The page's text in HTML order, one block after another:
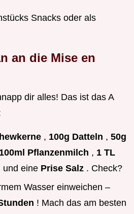
Snacks oder als
an die Mise en
dir alles! Das ist das A
, 100g Datteln , 50g
100ml Pflanzenmilch , 1 TL
und eine Prise Salz . Check?
Wasser einweichen –
! Mach das am besten